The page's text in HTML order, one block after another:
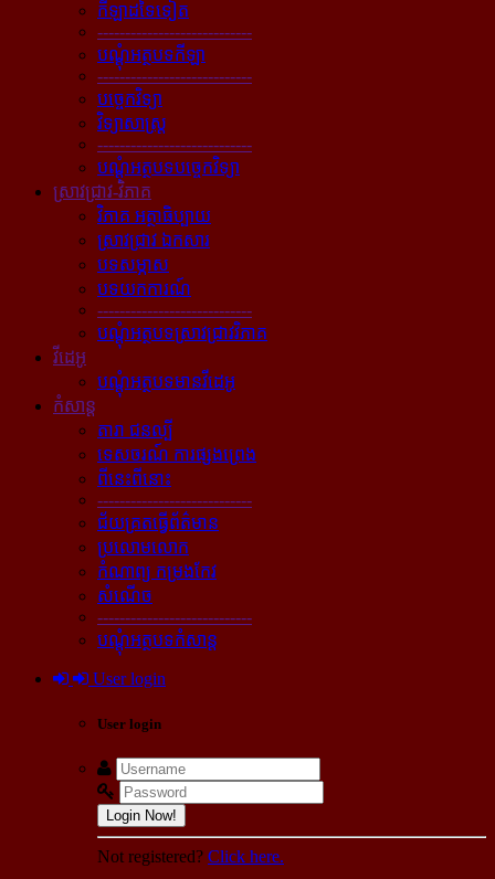
កីឡាដទៃទៀត
----------------------------
បណ្ដុំអត្ថបទកីឡា
----------------------------
បច្ចេកវិទ្យា
វិទ្យាសាស្ត្រ
----------------------------
បណ្ដុំអត្ថបទបច្ចេកវិទ្យា
ស្រាវជ្រាវ-វិភាគ
វិភាគ អត្ថាធិប្បាយ
ស្រាវជ្រាវ ឯកសារ
បទសម្ភាស
បទយកការណ៍
----------------------------
បណ្ដុំអត្ថបទស្រាវជ្រាវវិភាគ
វីដេអូ
បណ្ដុំអត្ថបទមានវីដេអូ
កំសាន្ដ
តារា ជនល្បី
ទេសចរណ៍ ការផ្សងព្រេង
ពីនេះពីនោះ
----------------------------
ជ័យគ្រតធ្វើព័ត៌មាន
ប្រលោមលោក
កំណាព្យ កម្រងកែវ
សំណើច
----------------------------
បណ្ដុំអត្ថបទកំសាន្ដ
User login
User login
Login Now!
Not registered? Click here.